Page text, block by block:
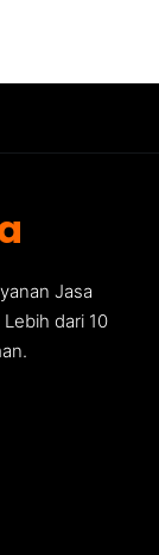
Jasa
dari 10